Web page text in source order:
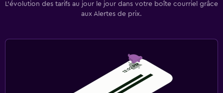
L’évolution des tarifs au jour le jour dans votre boîte courriel grâce
aux Alertes de prix.